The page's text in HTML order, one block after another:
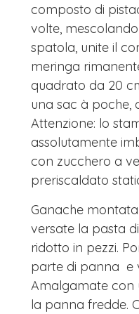
composto di
volte,
spatola, unite il
meringa
quadrato da 20
una sac à poche,
Attenzione: lo
assolutamente
con zucchero a
preriscaldato
Ganache
versate la pasta
ridotto in pezzi.
parte di panna e
Amalgamate con
la panna fredde.